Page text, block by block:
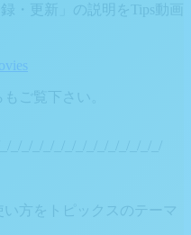
・更新」の説明をTips動画
ご覧下さい。
方をトピックスのテーマ